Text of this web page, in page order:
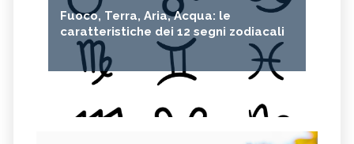
Fuoco, Terra, Aria, Acqua: le
caratteristiche dei 12 segni zodiacali